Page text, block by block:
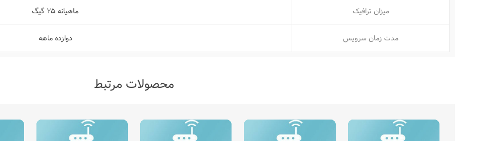
میزان ترافیک ماهیانه ۲۵ گیگ
مدت زمان سرویس دوازده ماهه
محصولات مرتبط